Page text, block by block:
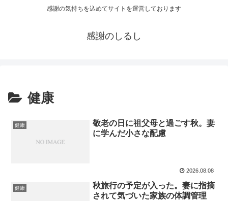
感謝の気持ちを込めてサイトを運営しております
感謝のしるし
健康
健康
敬老の日に祖父母と過ごす秋。妻
に学んだ小さな配慮
2026.08.08
健康
秋旅行の予定が入った。妻に指摘
されて気づいた家族の体調管理